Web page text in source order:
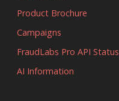
Product Brochure
Campaigns
FraudLabs Pro API Status
AI Information